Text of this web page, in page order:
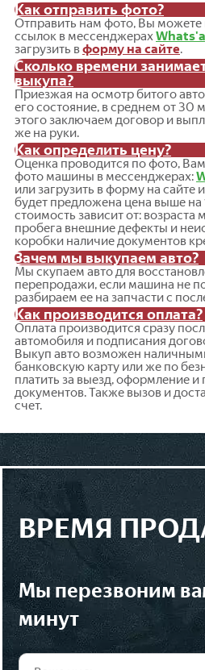
Как отправить фото?
Отправить нам фото, Вы можете
ссылок в мессенджерах
загрузить вформу на сайте.
Сколько времени
выкупа?
Приезжая на осмотр битого
его состояние, в среднем от 30
этого заключаем договор и
же на руки.
Как определить цену?
Оценка проводится по фото,
фото машины в мессенджерах:
или загрузить в форму на сайте
будет предложена цена выше на
стоимость зависит от:
пробега внешние дефекты и
коробки наличие документов
Зачем мы выкупаем авто?
Мы скупаем авто для
перепродажи, если машина не
разбираем ее на запчасти с
Как производится оплата?
Оплата производится сразу
автомобиля и подписания
Выкуп авто возможен
банковскую карту или же по
платить за выезд, оформление
документов. Также вызов и
счет.
ВРЕМЯ
мы перезвоним вам через 5
минут